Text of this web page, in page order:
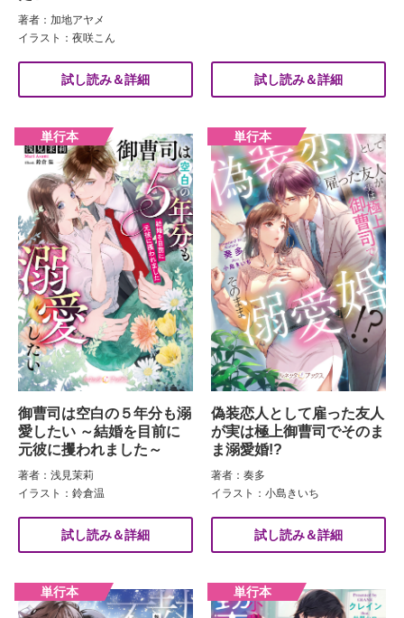
著者：加地アヤメ
イラスト：夜咲こん
試し読み＆詳細 試し読み＆詳細
御曹司は空白の５年分も溺
愛したい ～結婚を目前に
元彼に攫われました～
著者：浅見茉莉
イラスト：鈴倉温
試し読み＆詳細
偽装恋人として雇った友人
が実は極上御曹司でそのま
ま溺愛婚!?
著者：奏多
イラスト：小島きいち
試し読み＆詳細